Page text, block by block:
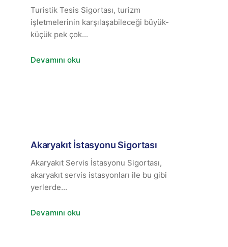
Turistik Tesis Sigortası, turizm
işletmelerinin karşılaşabileceği büyük-
küçük pek çok...
Devamını oku
Akaryakıt İstasyonu Sigortası
Akaryakıt Servis İstasyonu Sigortası,
akaryakıt servis istasyonları ile bu gibi
yerlerde...
Devamını oku